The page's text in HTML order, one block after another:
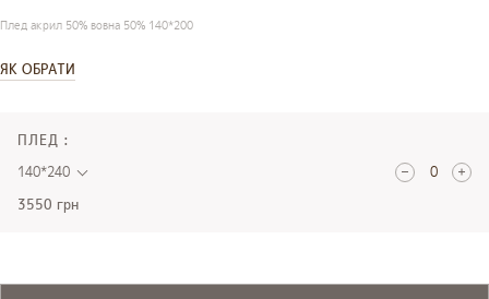
Плед акрил 50% вовна 50% 140*200
ЯК ОБРАТИ
ПЛЕД :
140*240
3550 грн